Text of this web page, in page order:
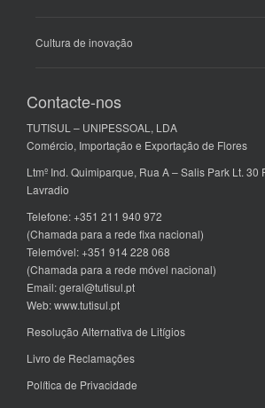
Cultura de inovação
Contacte-nos
TUTISUL – UNIPESSOAL, LDA
Comércio, Importação e Exportação de Flores
Ltmº Ind. Quimiparque, Rua A – Salis Park Lt. 30
Lavradio
Telefone: +351 211 940 972
(Chamada para a rede fixa nacional)
Telemóvel: +351 914 228 068
(Chamada para a rede móvel nacional)
Email:geral@tutisul.pt
Web:www.tutisul.pt
Resolução Alternativa de Litígios
Livro de Reclamações
Política de Privacidade